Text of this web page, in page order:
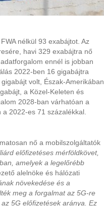
nélkül 93 exabájtot. Az
havi 329 exabájtra nő
ennél is jobban
2022-ben 16 gigabájtra
volt, Észak-Amerikában
a Közel-Keleten és
2028-ban várhatóan a
2022-es 71 százalékkal.
nő a mobilszolgáltatók
előfizetéses mérföldkövet,
amelyek a legelőrébb
alelnöke és hálózati
növekedése és a
meg a forgalmat az 5G-re
5G előfizetések aránya. Ez